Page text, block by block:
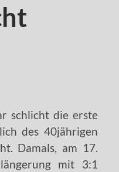
schlicht die erste
des 40jährigen
Damals, am 17.
mit 3:1